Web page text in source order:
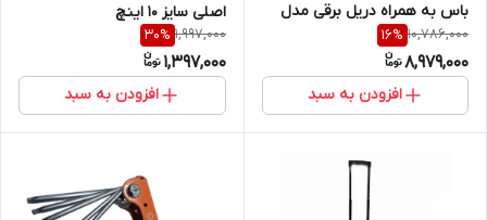
باس به همراه دریل برقی مدل
اصلی اورجینال وارداتی از دبی
10,786,000
16%
8,979,000
افزودن به سبد
اصلی سایز 10 اینچ
1,997,000
30%
1,397,000
افزودن به سبد